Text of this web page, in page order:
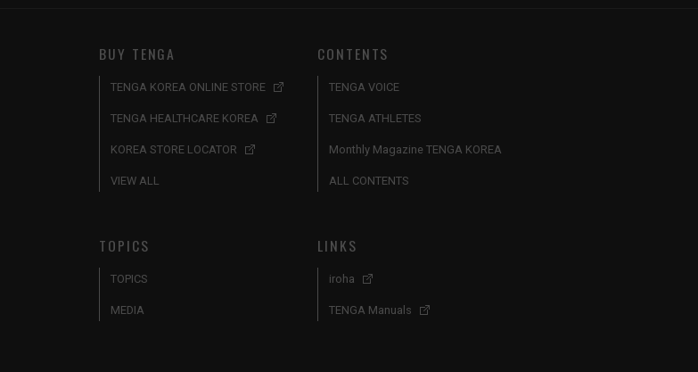
BUY TENGA
TENGA KOREA ONLINE STORE
TENGA HEALTHCARE KOREA
KOREA STORE LOCATOR
VIEW ALL
CONTENTS
TENGA VOICE
TENGA ATHLETES
Monthly Magazine TENGA KOREA
ALL CONTENTS
TOPICS
TOPICS
MEDIA
LINKS
iroha
TENGA Manuals